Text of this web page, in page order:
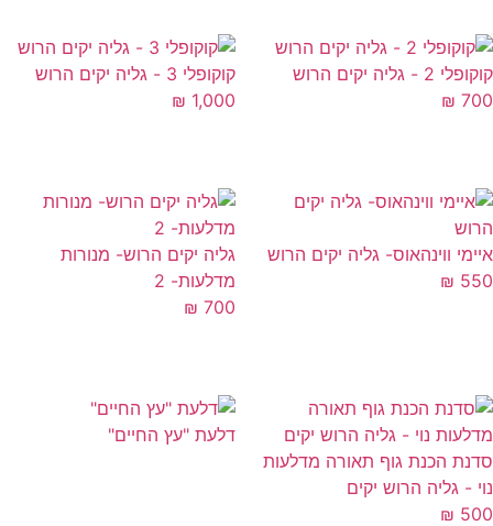
2 - גליה יקים הרוש
₪
קוקופלי 3 - גליה יקים הרוש
1,000
₪
ווינהאוס- גליה יקים הרוש
₪
גליה יקים הרוש- מנורות
מדלעות- 2
700
₪
הכנת גוף תאורה מדלעות
- גליה הרוש יקים
₪
דלעת "עץ החיים"